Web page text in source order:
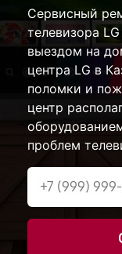
Сервисный
телевизора
выездом на
центра LG в
поломки и
центр
проблем